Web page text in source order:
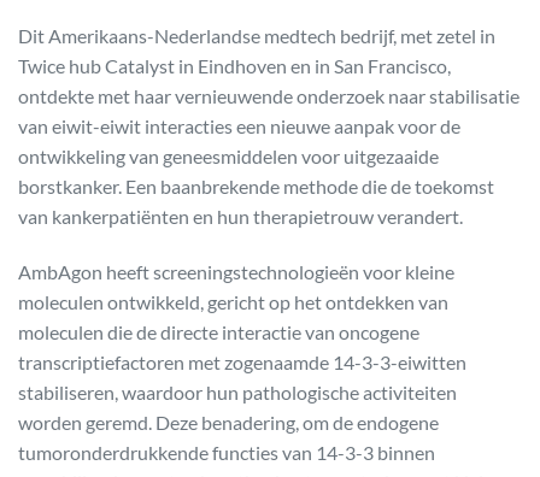
Dit Amerikaans-Nederlandse medtech bedrijf, met zetel in
Twice hub Catalyst in Eindhoven en in San Francisco,
ontdekte met haar vernieuwende onderzoek naar stabilisatie
van eiwit-eiwit interacties een nieuwe aanpak voor de
ontwikkeling van geneesmiddelen voor uitgezaaide
borstkanker. Een baanbrekende methode die de toekomst
van kankerpatiënten en hun therapietrouw verandert.
AmbAgon heeft screeningstechnologieën voor kleine
moleculen ontwikkeld, gericht op het ontdekken van
moleculen die de directe interactie van oncogene
transcriptiefactoren met zogenaamde 14-3-3-eiwitten
stabiliseren, waardoor hun pathologische activiteiten
worden geremd. Deze benadering, om de endogene
tumoronderdrukkende functies van 14-3-3 binnen